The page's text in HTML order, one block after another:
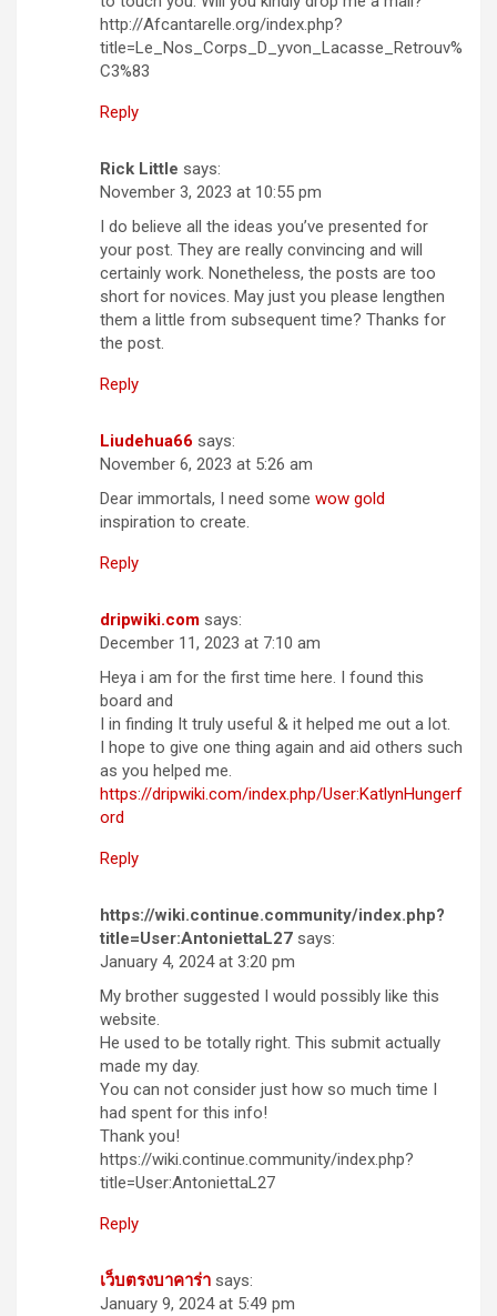
http://Afcantarelle.org/index.php?
title=Le_Nos_Corps_D_yvon_Lacasse_Retrouv%
C3%83
Reply
Rick Little says:
November 3, 2023 at 10:55 pm
I do believe all the ideas you’ve presented for
your post. They are really convincing and will
certainly work. Nonetheless, the posts are too
short for novices. May just you please lengthen
them a little from subsequent time? Thanks for
the post.
Reply
Liudehua66 says:
November 6, 2023 at 5:26 am
Dear immortals, I need some wow gold
inspiration to create.
Reply
dripwiki.com says:
December 11, 2023 at 7:10 am
Heya i am for the first time here. I found this
board and
I in finding It truly useful & it helped me out a lot.
I hope to give one thing again and aid others such
as you helped me.
https://dripwiki.com/index.php/User:KatlynHungerf
ord
Reply
https://wiki.continue.community/index.php?
title=User:AntoniettaL27 says:
January 4, 2024 at 3:20 pm
My brother suggested I would possibly like this
website.
He used to be totally right. This submit actually
made my day.
You can not consider just how so much time I
had spent for this info!
Thank you!
https://wiki.continue.community/index.php?
title=User:AntoniettaL27
Reply
เว็บตรงบาคาร่า says:
January 9, 2024 at 5:49 pm